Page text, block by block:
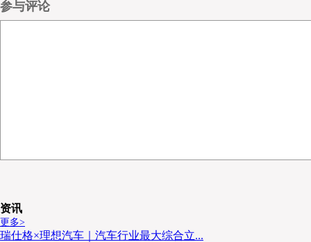
参与评论
资讯
更多>
瑞仕格×理想汽车｜汽车行业最大综合立...